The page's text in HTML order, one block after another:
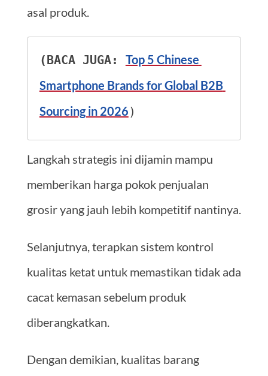
asal produk.
(BACA JUGA: Top 5 Chinese
Smartphone Brands for Global B2B
Sourcing in 2026)
Langkah strategis ini dijamin mampu
memberikan harga pokok penjualan
grosir yang jauh lebih kompetitif nantinya.
Selanjutnya, terapkan sistem kontrol
kualitas ketat untuk memastikan tidak ada
cacat kemasan sebelum produk
diberangkatkan.
Dengan demikian, kualitas barang